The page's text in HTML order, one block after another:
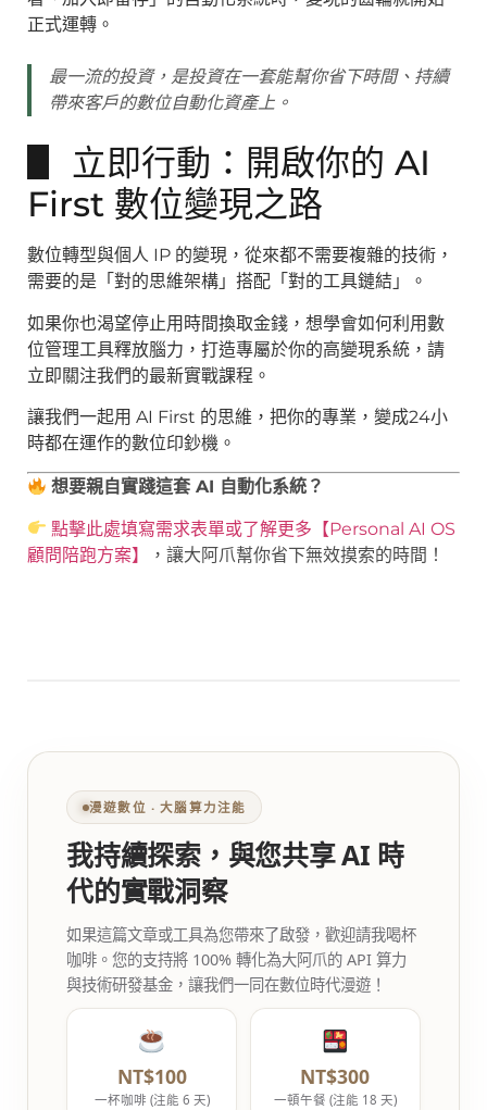
正式運轉。
最一流的投資，是投資在一套能幫你省下時間、持續
帶來客戶的數位自動化資產上。
▋ 立即行動：開啟你的 AI
First 數位變現之路
數位轉型與個人 IP 的變現，從來都不需要複雜的技術，
需要的是「對的思維架構」搭配「對的工具鏈結」。
如果你也渴望停止用時間換取金錢，想學會如何利用數
位管理工具釋放腦力，打造專屬於你的高變現系統，請
立即關注我們的最新實戰課程。
讓我們一起用 AI First 的思維，把你的專業，變成24小
時都在運作的數位印鈔機。
想要親自實踐這套 AI 自動化系統？
點擊此處填寫需求表單或了解更多【Personal AI OS
顧問陪跑方案】
，讓大阿爪幫你省下無效摸索的時間！
漫遊數位 ‧ 大腦算力注能
我持續探索，與您共享 AI 時
代的實戰洞察
如果這篇文章或工具為您帶來了啟發，歡迎請我喝杯
咖啡。您的支持將 100% 轉化為大阿爪的 API 算力
與技術研發基金，讓我們一同在數位時代漫遊！
NT$100
一杯咖啡 (注能 6 天)
NT$300
一頓午餐 (注能 18 天)